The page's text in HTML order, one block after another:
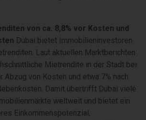
von ca. 8,8% vor Kosten und
Dubai bietet Immobilieninvestoren
Laut aktuellen Marktberichten
Mietrendite in der Stadt bei
Abzug von Kosten und etwa 7% nach
Damit übertrifft Dubai viele
weltweit und bietet ein
Einkommenspotenzial,